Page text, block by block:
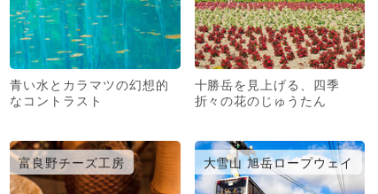
青い水とカラマツの幻想的
なコントラスト
十勝岳を見上げる、四季
折々の花のじゅうたん
富良野チーズ工房 大雪山 旭岳ロープウェイ